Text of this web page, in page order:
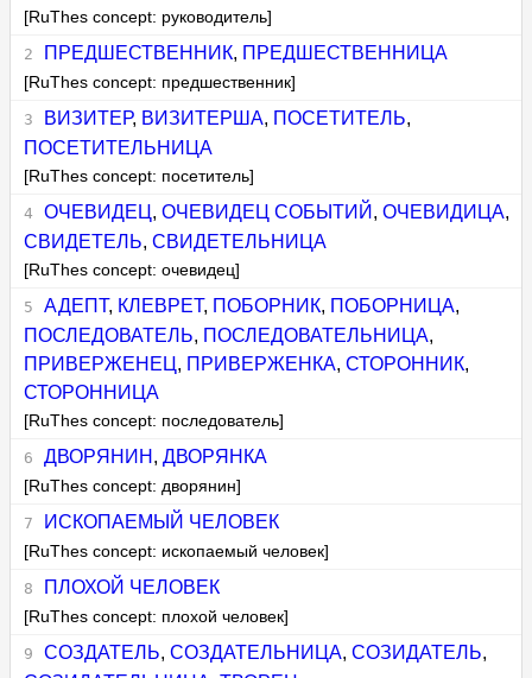
[RuThes concept: руководитель]
ПРЕДШЕСТВЕННИК, ПРЕДШЕСТВЕННИЦА
[RuThes concept: предшественник]
ВИЗИТЕР, ВИЗИТЕРША, ПОСЕТИТЕЛЬ,
ПОСЕТИТЕЛЬНИЦА
[RuThes concept: посетитель]
ОЧЕВИДЕЦ , ОЧЕВИДЕЦ СОБЫТИЙ , ОЧЕВИДИЦА,
СВИДЕТЕЛЬ,СВИДЕТЕЛЬНИЦА
[RuThes concept: очевидец]
АДЕПТ, КЛЕВРЕТ, ПОБОРНИК, ПОБОРНИЦА,
ПОСЛЕДОВАТЕЛЬ, ПОСЛЕДОВАТЕЛЬНИЦА,
ПРИВЕРЖЕНЕЦ , ПРИВЕРЖЕНКА,СТОРОННИК,
СТОРОННИЦА
[RuThes concept: последователь]
ДВОРЯНИН , ДВОРЯНКА
[RuThes concept: дворянин]
ИСКОПАЕМЫЙ ЧЕЛОВЕК
[RuThes concept: ископаемый человек]
ПЛОХОЙ ЧЕЛОВЕК
[RuThes concept: плохой человек]
СОЗДАТЕЛЬ, СОЗДАТЕЛЬНИЦА, СОЗИДАТЕЛЬ,